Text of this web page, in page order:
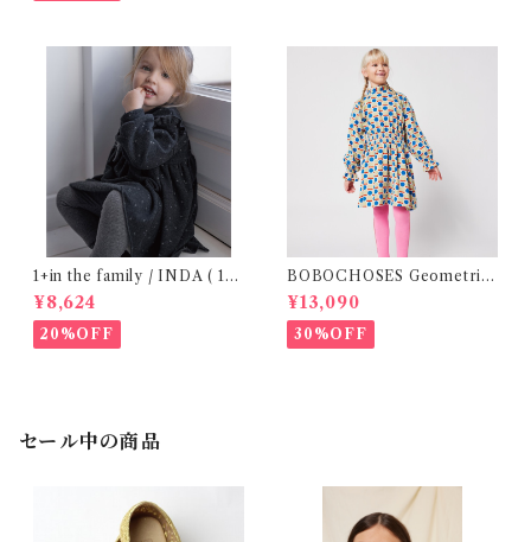
1+in the family / INDA ( 12-
48m )
¥8,624
20%OFF
BOBOCHOSES Geometric
Scacs all over dress / 4-8Y
¥13,090
30%OFF
セール中の商品